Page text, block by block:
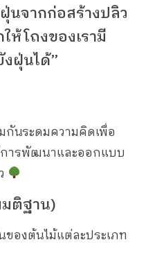
นจากก่อสร้างปลิว
ห้โถงของเรามี
ฝุ่นได้”
กันระดมความคิดเพื่อ
ารพัฒนาและออกแบบ
มติฐาน)
องต้นไม้แต่ละประเภท